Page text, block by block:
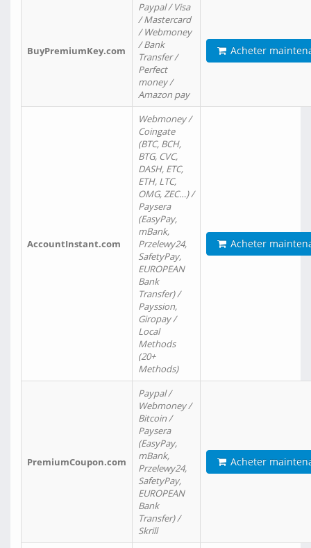
BuyPremiumKey.com
Paypal / Visa
/ Mastercard
/ Webmoney
/ Bank
Transfer /
Perfect
money /
Amazon pay
Acheter
AccountInstant.com
Webmoney /
Coingate
(BTC, BCH,
BTG, CVC,
DASH, ETC,
ETH, LTC,
OMG, ZEC…) /
Paysera
(EasyPay,
mBank,
Przelewy24,
SafetyPay,
EUROPEAN
Bank
Transfer) /
Payssion,
Giropay /
Local
Methods
(20+
Methods)
Acheter
PremiumCoupon.com
Paypal /
Webmoney /
Bitcoin /
Paysera
(EasyPay,
mBank,
Przelewy24,
SafetyPay,
EUROPEAN
Bank
Transfer) /
Skrill
Acheter